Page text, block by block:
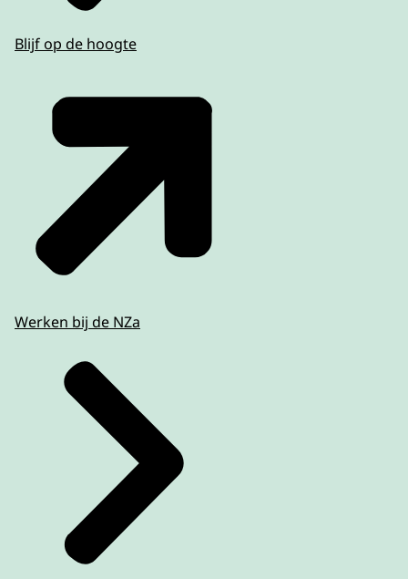
Blijf op de hoogte
Werken bij de NZa